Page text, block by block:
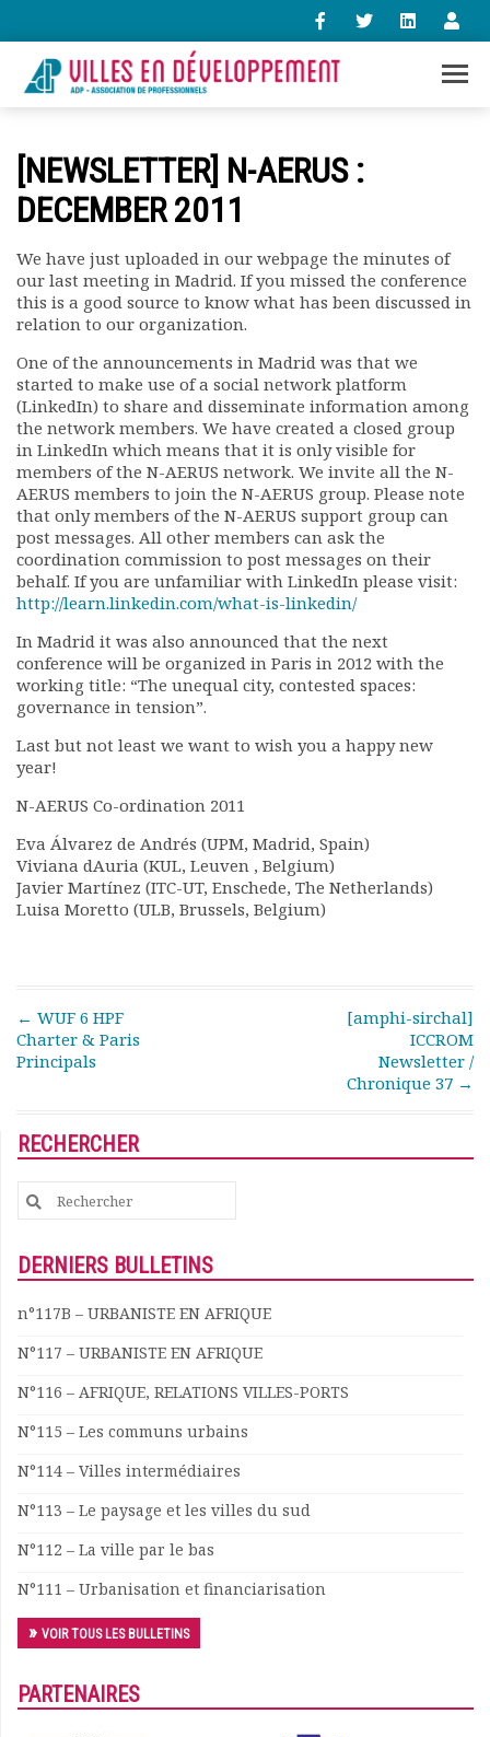
contact@villes-developpement.org
L’association
Qui sommes-nous ?
Présentation vidéo
Statuts de l’association
Vie de l’association
Calendrier des activités
Assemblées générales
Comptes rendus mensuels
Rapports moraux
Rapports financiers
Nous rejoindre
Le bulletin
Présentation du bulletin
Comité de rédaction
Bulletins Villes en
développement
Kiosk
Ressources
Nos actions
Journées d’études
Concours vidéo
Matinales
Les adhérents
Annuaire
Actualités
Nous contacter
[NEWSLETTER] N-AERUS :
DECEMBER 2011
We have just uploaded in our webpage the minutes of
our last meeting in Madrid. If you missed the conference
this is a good source to know what has been discussed in
relation to our organization.
One of the announcements in Madrid was that we
started to make use of a social network platform
(LinkedIn) to share and disseminate information among
the network members. We have created a closed group
in LinkedIn which means that it is only visible for
members of the N-AERUS network. We invite all the N-
AERUS members to join the N-AERUS group. Please note
that only members of the N-AERUS support group can
post messages. All other members can ask the
coordination commission to post messages on their
behalf. If you are unfamiliar with LinkedIn please visit:
http://learn.linkedin.com/what-is-linkedin/
In Madrid it was also announced that the next
conference will be organized in Paris in 2012 with the
working title: “The unequal city, contested spaces:
governance in tension”.
Last but not least we want to wish you a happy new
year!
N-AERUS Co-ordination 2011
Eva Álvarez de Andrés (UPM, Madrid, Spain)
Viviana dAuria (KUL, Leuven , Belgium)
Javier Martínez (ITC-UT, Enschede, The Netherlands)
Luisa Moretto (ULB, Brussels, Belgium)
Post navigation
← WUF 6 HPF
Charter & Paris
Principals
[amphi-sirchal]
ICCROM
Newsletter /
Chronique 37 →
RECHERCHER
Search
for:
DERNIERS BULLETINS
n°117B – URBANISTE EN AFRIQUE
N°117 – URBANISTE EN AFRIQUE
N°116 – AFRIQUE, RELATIONS VILLES-PORTS
N°115 – Les communs urbains
N°114 – Villes intermédiaires
N°113 – Le paysage et les villes du sud
N°112 – La ville par le bas
N°111 – Urbanisation et financiarisation
VOIR TOUS LES BULLETINS
PARTENAIRES